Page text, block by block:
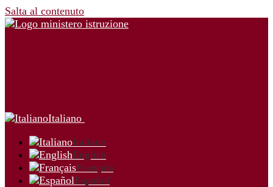
Salta al contenuto
Italiano
Italiano
English
Français
Español